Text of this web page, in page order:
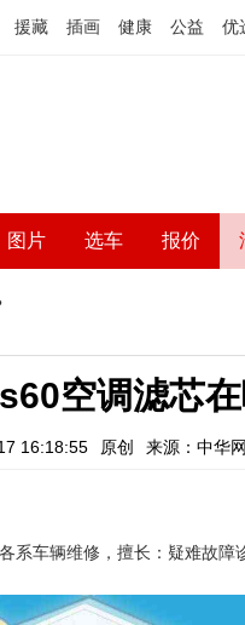
援藏 插画 健康 公益 优
图片 选车 报价
空调滤芯在
16:18:55 原创 来源：中华网